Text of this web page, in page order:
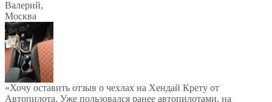
Валерий,
Москва
«Хочу оставить отзыв о чехлах на Хендай Крету от
Автопилота. Уже пользовался ранее автопилотами, на